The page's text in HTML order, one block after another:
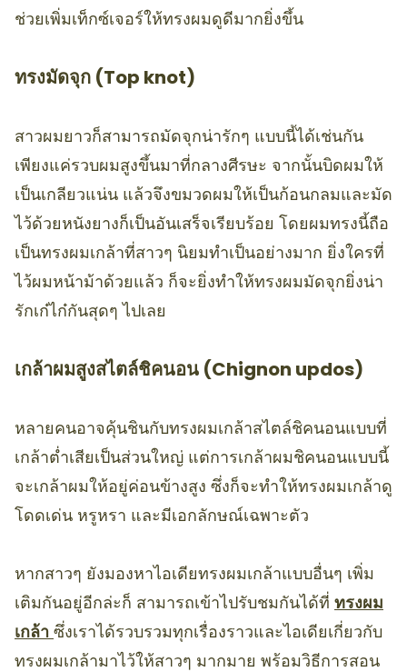
ช่วยเพิ่มเท็กซ์เจอร์ให้ทรงผมดูดีมากยิ่งขึ้น
ทรงมัดจุก (Top knot)
สาวผมยาวก็สามารถมัดจุกน่ารักๆ แบบนี้ได้เช่นกัน
เพียงแค่รวบผมสูงขึ้นมาที่กลางศีรษะ จากนั้นบิดผมให้
เป็นเกลียวแน่น แล้วจึงขมวดผมให้เป็นก้อนกลมและมัด
ไว้ด้วยหนังยางก็เป็นอันเสร็จเรียบร้อย โดยผมทรงนี้ถือ
เป็นทรงผมเกล้าที่สาวๆ นิยมทำเป็นอย่างมาก ยิ่งใครที่
ไว้ผมหน้าม้าด้วยแล้ว ก็จะยิ่งทำให้ทรงผมมัดจุกยิ่งน่า
รักเก๋ไก๋กันสุดๆ ไปเลย
เกล้าผมสูงสไตล์ชิคนอน (Chignon updos)
หลายคนอาจคุ้นชินกับทรงผมเกล้าสไตล์ชิคนอนแบบที่
เกล้าต่ำเสียเป็นส่วนใหญ่ แต่การเกล้าผมชิคนอนแบบนี้
จะเกล้าผมให้อยู่ค่อนข้างสูง ซึ่งก็จะทำให้ทรงผมเกล้าดู
โดดเด่น หรูหรา และมีเอกลักษณ์เฉพาะตัว
หากสาวๆ ยังมองหาไอเดียทรงผมเกล้าแบบอื่นๆ เพิ่ม
เติมกันอยู่อีกล่ะก็ สามารถเข้าไปรับชมกันได้ที่ ทรงผม
เกล้า ซึ่งเราได้รวบรวมทุกเรื่องราวและไอเดียเกี่ยวกับ
ทรงผมเกล้ามาไว้ให้สาวๆ มากมาย พร้อมวิธีการสอน